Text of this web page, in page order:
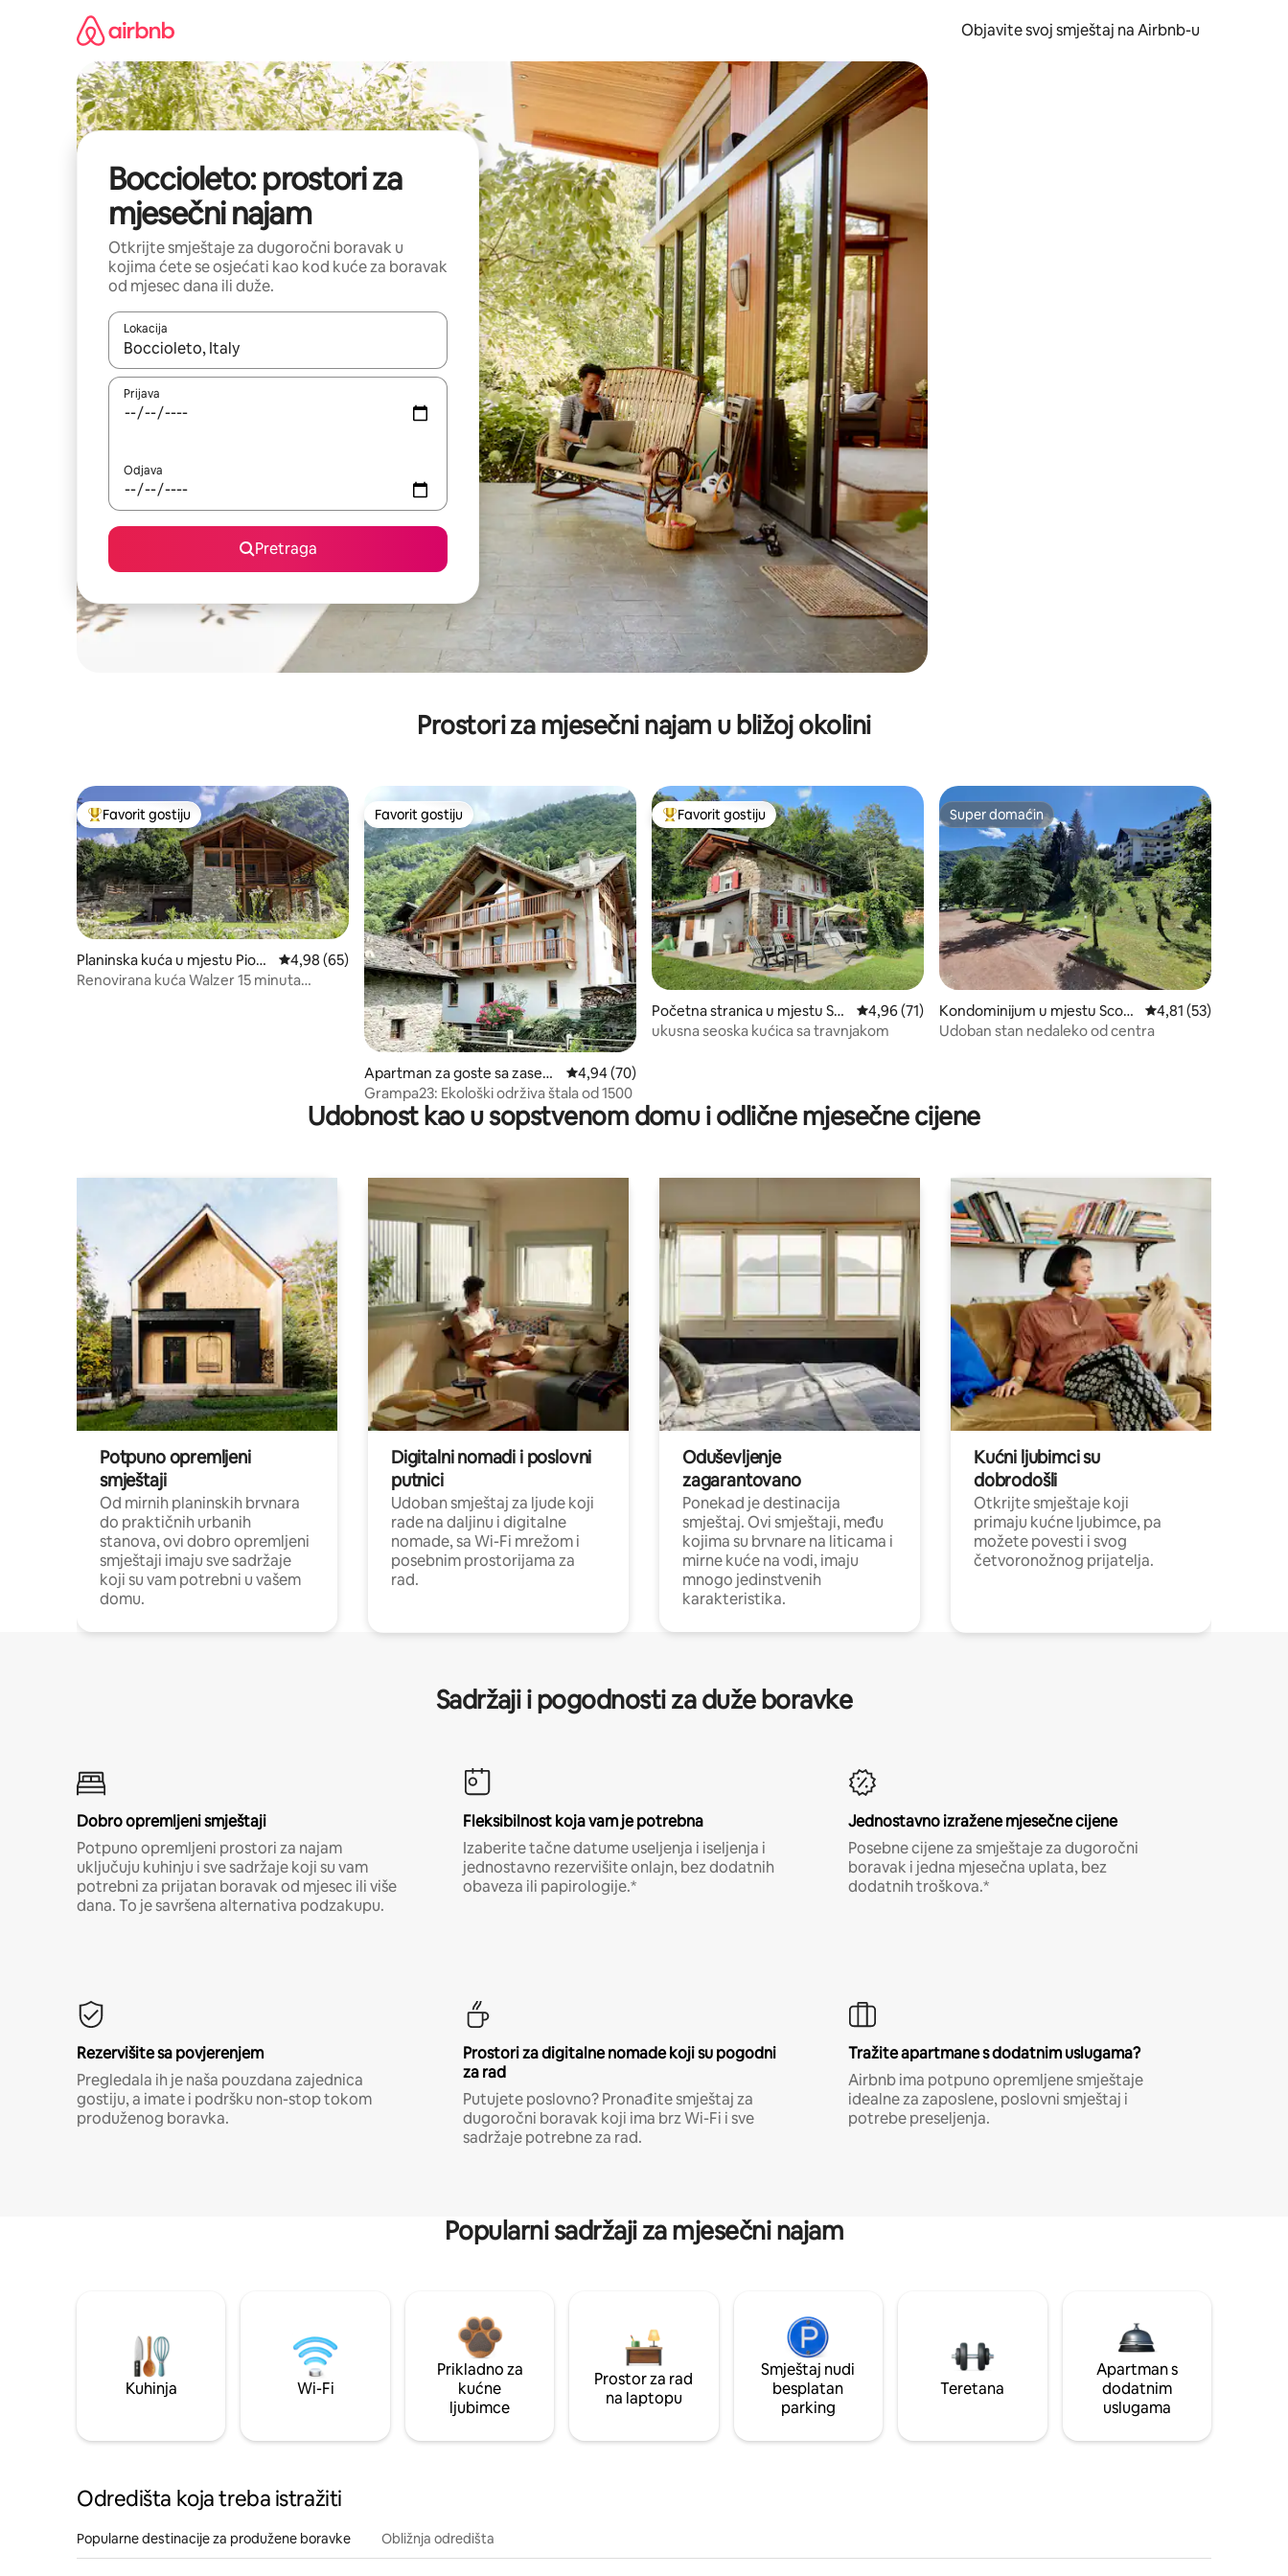
Objavite svoj smještaj na Airbnb-u
Boccioleto: prostori za
mjesečni najam
Otkrijte smještaje za dugoročni boravak u
kojima ćete se osjećati kao kod kuće za boravak
od mjesec dana ili duže.
Lokacija
Kad su rezultati dostupni, možete da se krećete kroz njih pomoću strelica nagore i nadolje, kao i da ih istražujte dodirom ili prevlačenjem.
Prijava
Odjava
Pretraga
Prostori za mjesečni najam u bližoj okolini
Glavni favorit gostiju
Favorit gostiju
Planinska kuća u mjestu Piod
e
prosječna ocjena 4,98 od 5, recenzija: 65
4,98 (65)
Renovirana kuća Walzer 15 minuta
Favorit gostiju
Favorit gostiju
Apartman za goste sa zaseb
nim ulazom u mjestu Grampa
prosječna ocjena 4,94 od 5, recenzija: 70
4,94 (70)
Grampa23: Ekološki održiva štala od 1500
Glavni favorit gostiju
Favorit gostiju
Početna stranica u mjestu Sas
siglioni
prosječna ocjena 4,96 od 5, recenzija: 71
4,96 (71)
ukusna seoska kućica sa travnjakom
Super domaćin
Super domaćin
Kondominijum u mjestu Scop
ello
prosječna ocjena
4,81 (53)
Udoban stan nedaleko od centra
Udobnost kao u sopstvenom domu i odlične mjesečne cijene
Potpuno opremljeni
smještaji
Od mirnih planinskih brvnara
do praktičnih urbanih
stanova, ovi dobro opremljeni
smještaji imaju sve sadržaje
koji su vam potrebni u vašem
domu.
Digitalni nomadi i poslovni
putnici
Udoban smještaj za ljude koji
rade na daljinu i digitalne
nomade, sa Wi-Fi mrežom i
posebnim prostorijama za
rad.
Oduševljenje
zagarantovano
Ponekad je destinacija
smještaj. Ovi smještaji, među
kojima su brvnare na liticama i
mirne kuće na vodi, imaju
mnogo jedinstvenih
karakteristika.
Kućni ljubimci su
dobrodošli
Otkrijte smještaje koji
primaju kućne ljubimce, pa
možete povesti i svog
četvoronožnog prijatelja.
Sadržaji i pogodnosti za duže boravke
Dobro opremljeni smještaji
Potpuno opremljeni prostori za najam
uključuju kuhinju i sve sadržaje koji su vam
potrebni za prijatan boravak od mjesec ili više
dana. To je savršena alternativa podzakupu.
Fleksibilnost koja vam je potrebna
Izaberite tačne datume useljenja i iseljenja i
jednostavno rezervišite onlajn, bez dodatnih
obaveza ili papirologije.*
Jednostavno izražene mjesečne cijene
Posebne cijene za smještaje za dugoročni
boravak i jedna mjesečna uplata, bez
dodatnih troškova.*
Rezervišite sa povjerenjem
Pregledala ih je naša pouzdana zajednica
gostiju, a imate i podršku non-stop tokom
produženog boravka.
Prostori za digitalne nomade koji su pogodni
za rad
Putujete poslovno? Pronađite smještaj za
dugoročni boravak koji ima brz Wi-Fi i sve
sadržaje potrebne za rad.
Tražite apartmane s dodatnim uslugama?
Airbnb ima potpuno opremljene smještaje
idealne za zaposlene, poslovni smještaj i
potrebe preseljenja.
Popularni sadržaji za mjesečni najam
Kuhinja Wi-Fi
Prikladno za
kućne
ljubimce
Prostor za rad
na laptopu
Smještaj nudi
besplatan
parking
Teretana
Apartman s
dodatnim
uslugama
Odredišta koja treba istražiti
Popularne destinacije za produžene boravke Obližnja odredišta